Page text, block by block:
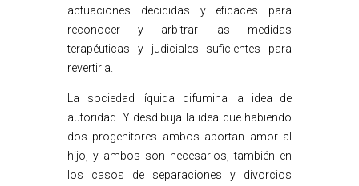
actuaciones decididas y eficaces para
reconocer y arbitrar las medidas
terapéuticas y judiciales suficientes para
revertirla.
La sociedad líquida difumina la idea de
autoridad. Y desdibuja la idea que habiendo
dos progenitores ambos aportan amor al
hijo, y ambos son necesarios, también en
los casos de separaciones y divorcios